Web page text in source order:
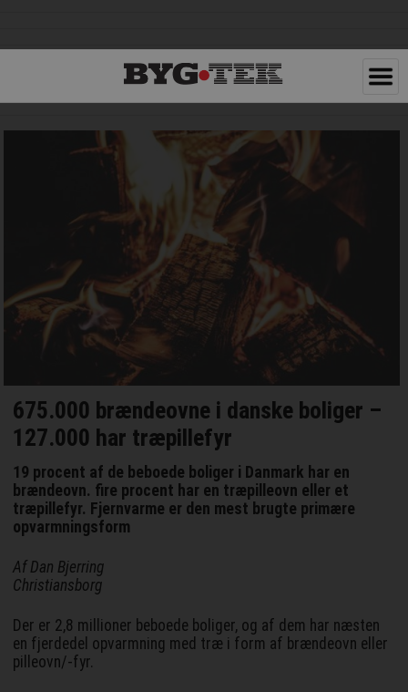
675.000 brændeovne i danske boliger –
127.000 har træpillefyr
19 procent af de beboede boliger i Danmark har en
brændeovn. fire procent har en træpilleovn eller et
træpillefyr. Fjernvarme er den mest brugte primære
opvarmningsform
Af Dan Bjerring
Christiansborg
Der er 2,8 millioner beboede boliger, og af dem har næsten
en fjerdedel opvarmning med træ i form af brændeovn eller
pilleovn/-fyr.